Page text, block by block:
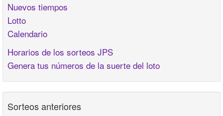
Nuevos tiempos
Lotto
Calendario
Horarios de los sorteos JPS
Genera tus números de la suerte del loto
Sorteos anteriores